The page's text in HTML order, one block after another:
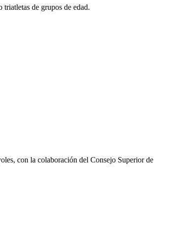
de grupos de edad.
con la colaboración del Consejo Superior de